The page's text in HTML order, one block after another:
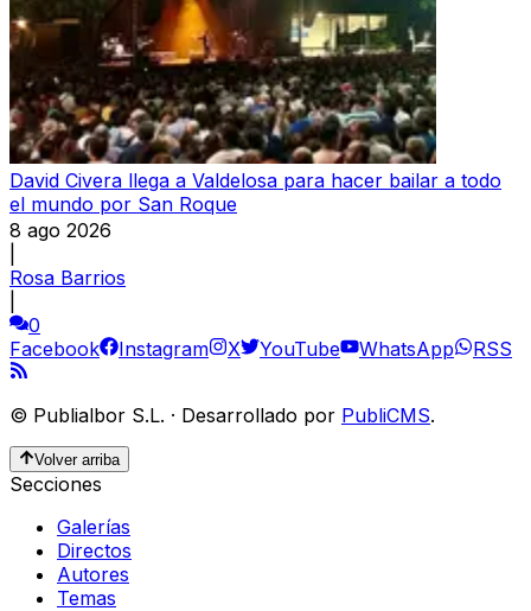
David Civera llega a Valdelosa para hacer bailar a todo
el mundo por San Roque
8 ago 2026
Rosa Barrios
0
Facebook
Instagram X YouTube WhatsApp RSS
© Publialbor S.L. · Desarrollado por PubliCMS.
Volver arriba
Secciones
Galerías
Directos
Autores
Temas